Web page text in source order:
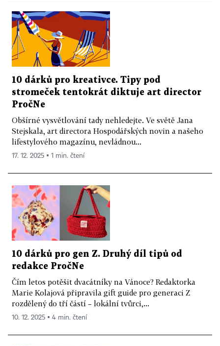
10 dárků pro kreativce. Tipy pod
stromeček tentokrát diktuje art director
PročNe
Obšírné vysvětlování tady nehledejte. Ve světě Jana
Stejskala, art directora Hospodářských novin a našeho
lifestylového magazínu, nevládnou...
17. 12. 2025 ▪ 1 min. čtení
10 dárků pro gen Z. Druhý díl tipů od
redakce PročNe
Čím letos potěšit dvacátníky na Vánoce? Redaktorka
Marie Kolajová připravila gift guide pro generaci Z
rozdělený do tří částí – lokální tvůrci,...
10. 12. 2025 ▪ 4 min. čtení